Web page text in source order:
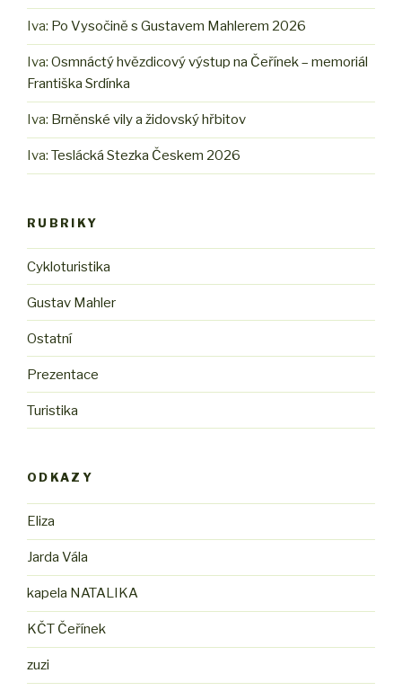
Iva: Po Vysočině s Gustavem Mahlerem 2026
Iva: Osmnáctý hvězdicový výstup na Čeřínek – memoriál
Františka Srdínka
Iva: Brněnské vily a židovský hřbitov
Iva: Teslácká Stezka Českem 2026
RUBRIKY
Cykloturistika
Gustav Mahler
Ostatní
Prezentace
Turistika
ODKAZY
Eliza
Jarda Vála
kapela NATALIKA
KČT Čeřínek
zuzi